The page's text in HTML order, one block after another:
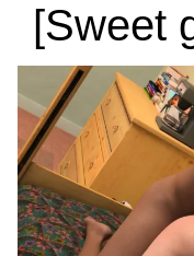
[Sweet